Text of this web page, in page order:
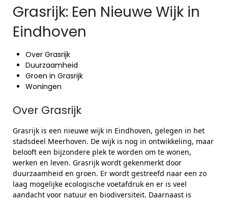
Grasrijk: Een Nieuwe Wijk in
Eindhoven
Over Grasrijk
Duurzaamheid
Groen in Grasrijk
Woningen
Over Grasrijk
Grasrijk is een nieuwe wijk in Eindhoven, gelegen in het
stadsdeel Meerhoven. De wijk is nog in ontwikkeling, maar
belooft een bijzondere plek te worden om te wonen,
werken en leven. Grasrijk wordt gekenmerkt door
duurzaamheid en groen. Er wordt gestreefd naar een zo
laag mogelijke ecologische voetafdruk en er is veel
aandacht voor natuur en biodiversiteit. Daarnaast is